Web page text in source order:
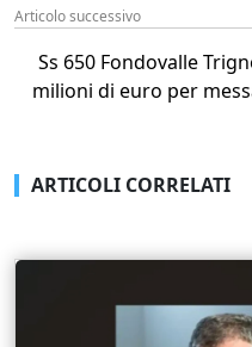
Articolo successivo
Ss 650 Fondovalle
milioni di euro per
ARTICOLI CORRELATI